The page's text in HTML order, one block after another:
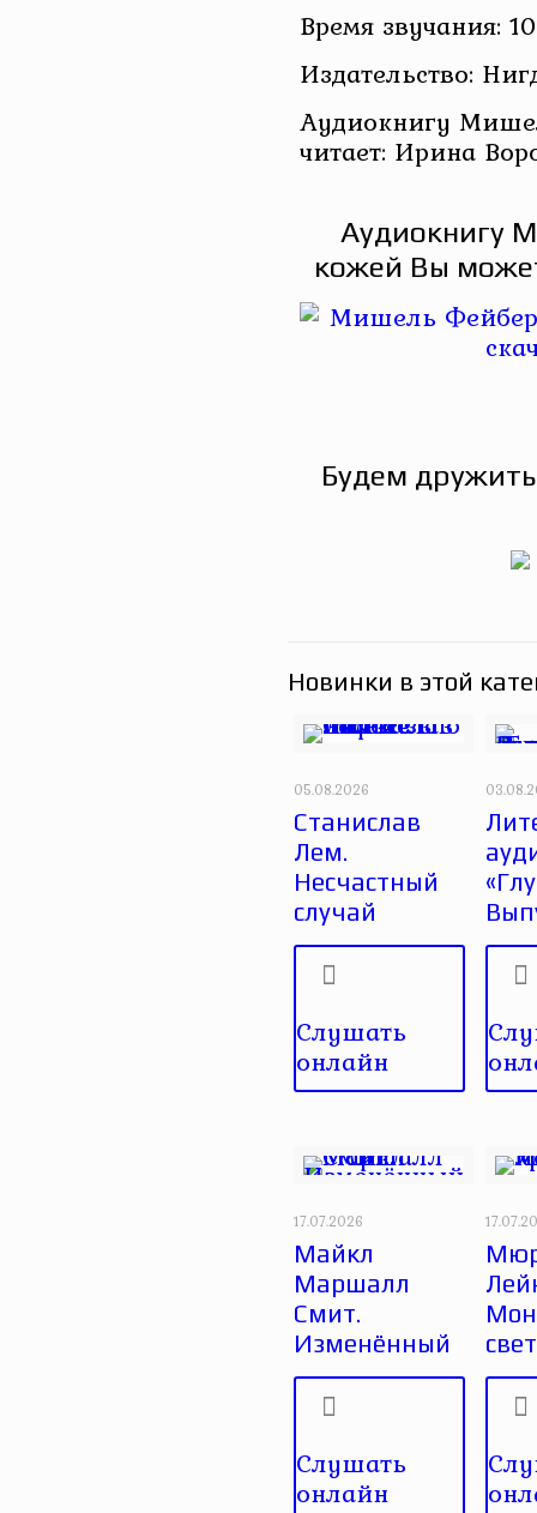
Время звучания:
Издательство:
Аудиокнигу
читает: Ирина
Аудиокнигу
кожей Вы
Будем
Новинки в этой
05.08.2026
Станислав
Лем.
Несчастный
случай
Слушать
онлайн
17.07.2026
Майкл
Маршалл
Смит.
Изменённый
Слушать
онлайн